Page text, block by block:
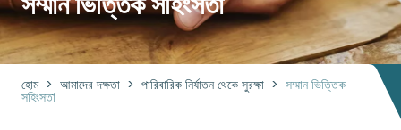
হোম> আমাদের দক্ষতা > পারিবারিক নির্যাতন থেকে সুরক্ষা > সম্মান ভিত্তিক
সহিংসতা